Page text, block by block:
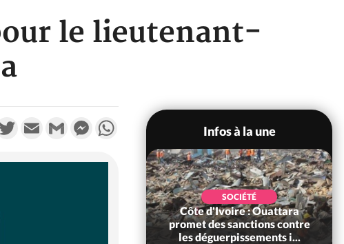
le lieutenant-
FacebookTwitterEmail Gmail MessengerWhatsApp
Infos à la une
d'Ivoire : Après le pari
du 66e anniversaire,
SOCIÉTÉ
Côte d'Ivoire : Ouattara
promet des sanctions contre
les déguerpissements i...